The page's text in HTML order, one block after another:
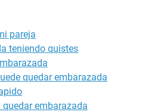
al no usar condon
que abusamos de ella
de mi pareja
pareja
teniendo quistes
quedar embarazada
embarazada